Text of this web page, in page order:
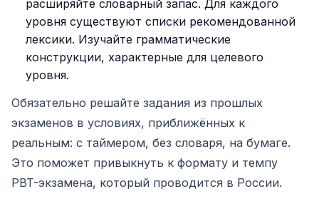
расширяйте словарный запас. Для каждого
уровня существуют списки рекомендованной
лексики. Изучайте грамматические
конструкции, характерные для целевого
уровня.
Обязательно решайте задания из прошлых
экзаменов в условиях, приближённых к
реальным: с таймером, без словаря, на бумаге.
Это поможет привыкнуть к формату и темпу
PBT-экзамена, который проводится в России.